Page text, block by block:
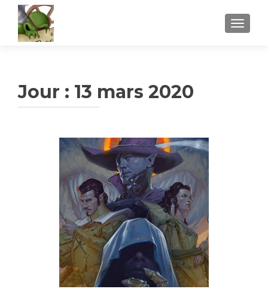
Jour : 13 mars 2020